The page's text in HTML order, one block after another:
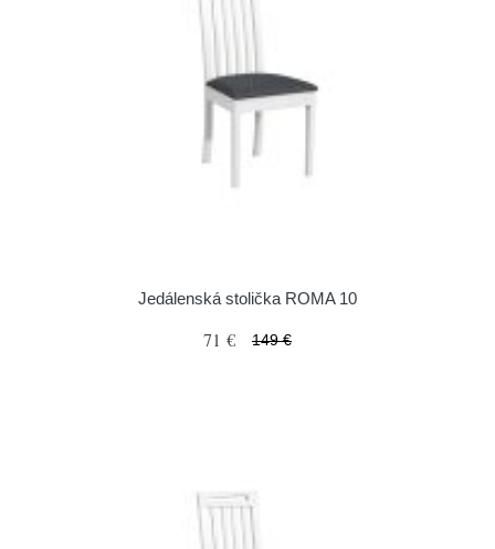
Jedálenská stolička ROMA 10
71 € 149 €